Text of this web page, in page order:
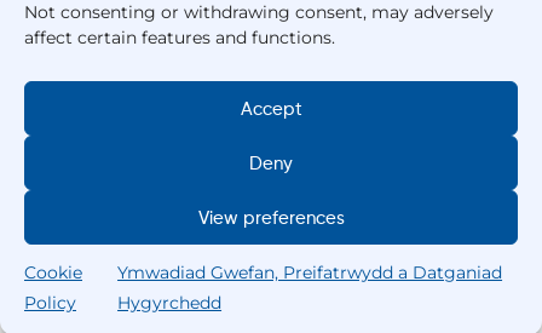
Not consenting or withdrawing consent, may adversely
affect certain features and functions.
Accept
Deny
View preferences
Cookie
Policy
Ymwadiad Gwefan, Preifatrwydd a Datganiad
Hygyrchedd
Coleg Sir Benfro
Gartref